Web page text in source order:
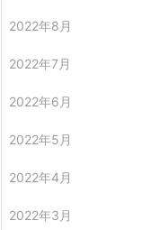
2022年8月
2022年7月
2022年6月
2022年5月
2022年4月
2022年3月